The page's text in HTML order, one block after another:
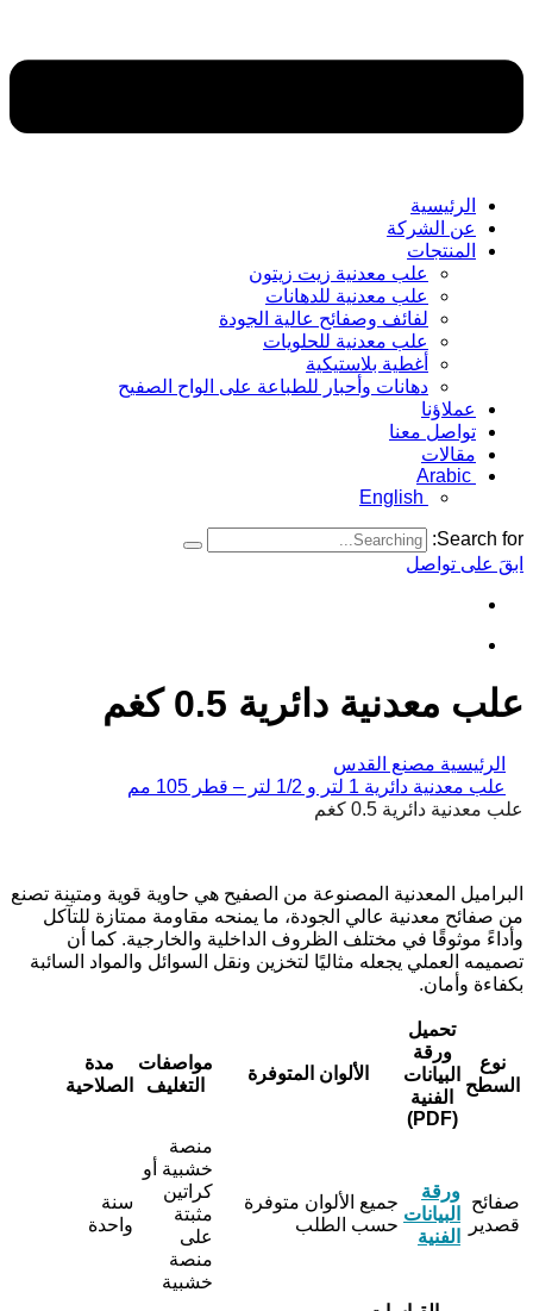
الرئيسية
عن الشركة
المنتجات
علب معدنية زيت زيتون
علب معدنية للدهانات
لفائف وصفائح عالية الجودة
علب معدنية للحلويات
أغطية بلاستيكية
دهانات وأحبار للطباعة على الواح الصفيح
عملاؤنا
تواصل معنا
مقالات
Arabic
English
Search for:
ابقَ على تواصل
علب معدنية دائرية 0.5 كغم
الرئيسية مصنع القدس
علب معدنية دائرية 1 لتر و 1/2 لتر – قطر 105 مم
علب معدنية دائرية 0.5 كغم
البراميل المعدنية المصنوعة من الصفيح هي حاوية قوية ومتينة تصنع
من صفائح معدنية عالي الجودة، ما يمنحه مقاومة ممتازة للتآكل
وأداءً موثوقًا في مختلف الظروف الداخلية والخارجية. كما أن
تصميمه العملي يجعله مثاليًا لتخزين ونقل السوائل والمواد السائبة
بكفاءة وأمان.
نوع
السطح
تحميل
ورقة
البيانات
الفنية
(PDF)
الألوان المتوفرة
مواصفات
التغليف
مدة
الصلاحية
صفائح
قصدير
ورقة
البيانات
الفنية
جميع الألوان متوفرة
حسب الطلب
منصة
خشبية أو
كراتين
مثبتة
على
منصة
خشبية
سنة
واحدة